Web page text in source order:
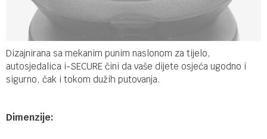
Dizajnirana sa mekanim punim naslonom za tijelo,
autosjedalica i-SECURE čini da vaše dijete osjeća ugodno i
sigurno, čak i tokom dužih putovanja.
Dimenzije: